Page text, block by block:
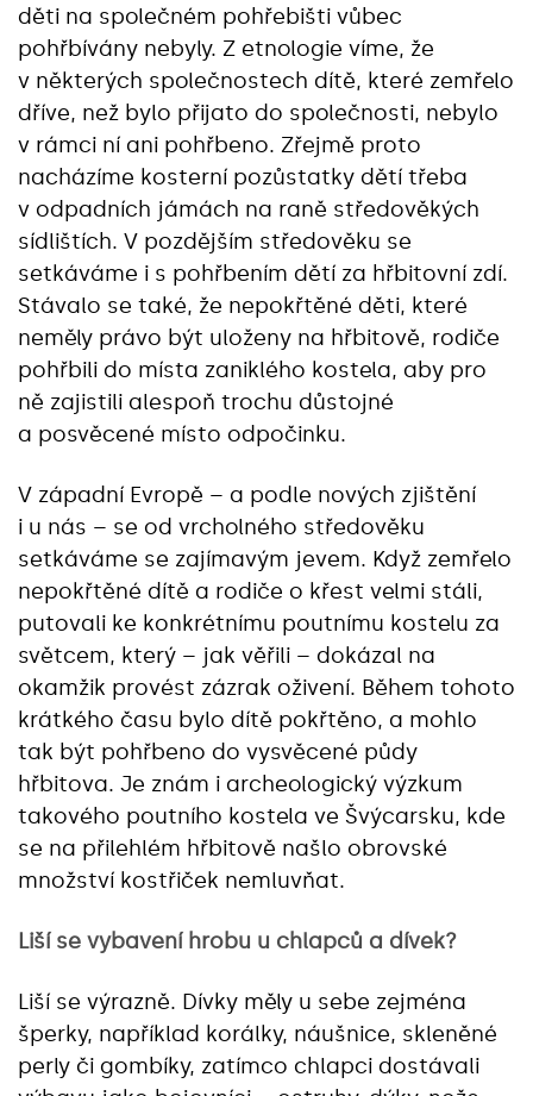
děti na společném pohřebišti vůbec
pohřbívány nebyly. Z etnologie víme, že
v některých společnostech dítě, které zemřelo
dříve, než bylo přijato do společnosti, nebylo
v rámci ní ani pohřbeno. Zřejmě proto
nacházíme kosterní pozůstatky dětí třeba
v odpadních jámách na raně středověkých
sídlištích. V pozdějším středověku se
setkáváme i s pohřbením dětí za hřbitovní zdí.
Stávalo se také, že nepokřtěné děti, které
neměly právo být uloženy na hřbitově, rodiče
pohřbili do místa zaniklého kostela, aby pro
ně zajistili alespoň trochu důstojné
a posvěcené místo odpočinku.
V západní Evropě – a podle nových zjištění
i u nás – se od vrcholného středověku
setkáváme se zajímavým jevem. Když zemřelo
nepokřtěné dítě a rodiče o křest velmi stáli,
putovali ke konkrétnímu poutnímu kostelu za
světcem, který – jak věřili – dokázal na
okamžik provést zázrak oživení. Během tohoto
krátkého času bylo dítě pokřtěno, a mohlo
tak být pohřbeno do vysvěcené půdy
hřbitova. Je znám i archeologický výzkum
takového poutního kostela ve Švýcarsku, kde
se na přilehlém hřbitově našlo obrovské
množství kostřiček nemluvňat.
Liší se vybavení hrobu u chlapců a dívek?
Liší se výrazně. Dívky měly u sebe zejména
šperky, například korálky, náušnice, skleněné
perly či gombíky, zatímco chlapci dostávali